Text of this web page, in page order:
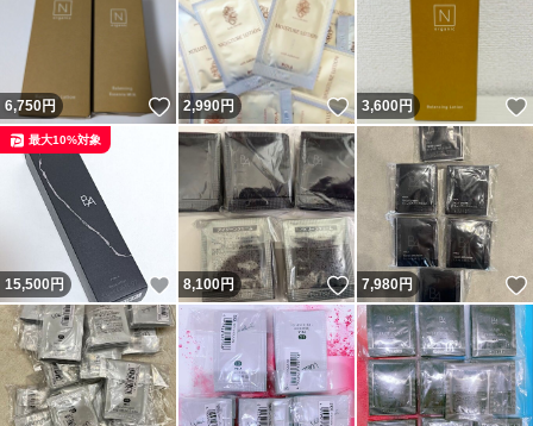
6,750円 いいね！
2,990円 いいね！
3,600円
15,500円 いいね！
最大10%対象
8,100円 いいね！
7,980円